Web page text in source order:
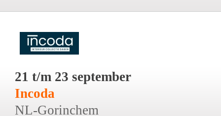
21 t/m 23 september
Incoda
NL-Gorinchem